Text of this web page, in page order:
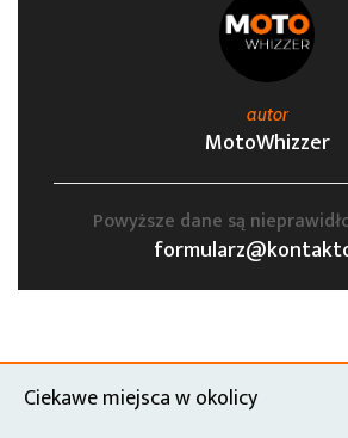
autor
MotoWhizzer
Powyższe dane są
Ciekawe miejsca w okolicy